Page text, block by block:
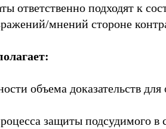
подходят к
мнений стороне
объема доказательств
защиты подсудимого в